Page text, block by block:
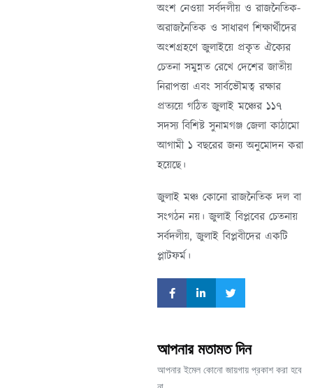
অংশ নেওয়া সর্বদলীয় ও রাজনৈতিক-
অরাজনৈতিক ও সাধারণ শিক্ষার্থীদের
অংশগ্রহণে জুলাইয়ে প্রকৃত ঐক্যের
চেতনা সমুন্নত রেখে দেশের জাতীয়
নিরাপত্তা এবং সার্বভৌমত্ব রক্ষার
প্রত্যয়ে গঠিত জুলাই মঞ্চের ১১৭
সদস্য বিশিষ্ট সুনামগঞ্জ জেলা কাঠামো
আগামী ১ বছরের জন্য অনুমোদন করা
হয়েছে।
জুলাই মঞ্চ কোনো রাজনৈতিক দল বা
সংগঠন নয়। জুলাই বিপ্লবের চেতনায়
সর্বদলীয়, জুলাই বিপ্লবীদের একটি
প্লাটফর্ম।
আপনার মতামত দিন
আপনার ইমেল কোনো জায়গায় প্রকাশ করা হবে